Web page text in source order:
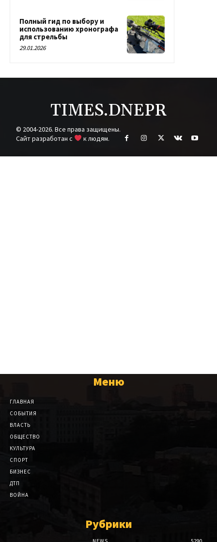
Полный гид по выбору и
использованию хронографа
для стрельбы
29.01.2026
TIMES.DNEPR
© 2004-2026. Все права защищены.
Cайт разработан с
к людям.
Меню
ГЛАВНАЯ
СОБЫТИЯ
ВЛАСТЬ
ОБЩЕСТВО
КУЛЬТУРА
СПОРТ
БИЗНЕС
ДТП
ВОЙНА
Рубрики